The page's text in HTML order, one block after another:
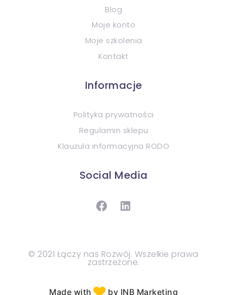
Blog
Moje konto
Moje szkolenia
Kontakt
Informacje
Polityka prywatności
Regulamin sklepu
Klauzula informacyjna RODO
Social Media
© 2021 Łączy nas Rozwój. Wszelkie prawa
zastrzeżone.
Made with by INB Marketing